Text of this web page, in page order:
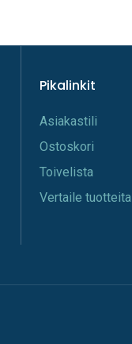
Pikalinkit
A​s​iakastili
Os​toskori
Toi​velista
Vertaile tuotteita